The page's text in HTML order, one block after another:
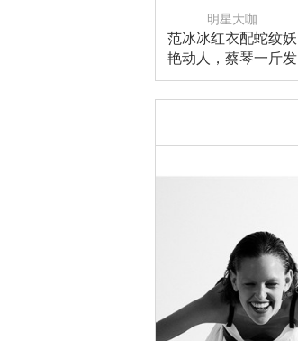
明星大咖
范冰冰红衣配蛇纹妖
艳动人，蔡琴一斤发
胶穿越大上海！